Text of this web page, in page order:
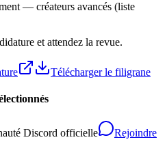
— créateurs avancés (liste
et attendez la revue.
Télécharger le filigrane
Discord officielle
Rejoindre